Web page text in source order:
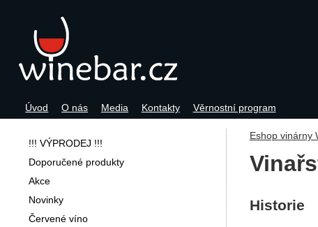
Eshop vinárny
Historie
!!! VÝPRODEJ !!!
Doporučené produkty
Akce
Novinky
Červené víno
Navigace
Úvod O nás Media Kontakty Věrnostní program